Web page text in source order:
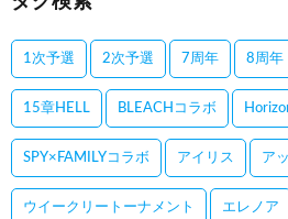
1次予選 2次予選 7周年 8周年
15章HELL BLEACHコラボ
SPY×FAMILYコラボ アイリス ア
ウイークリートーナメント エレノア